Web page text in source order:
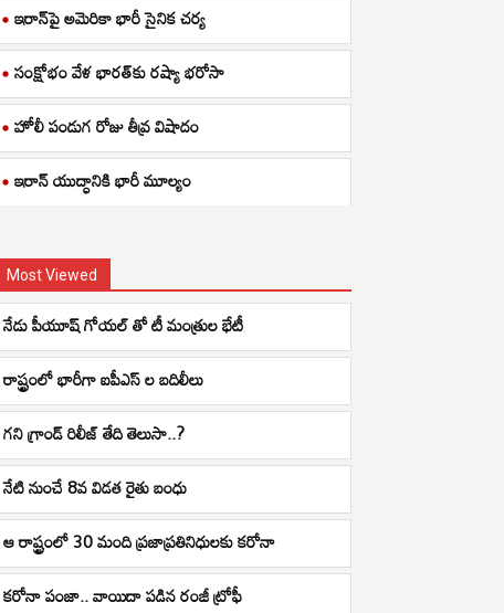
ఇరాన్‌పై అమెరికా భారీ సైనిక చర్య
సంక్షోభం వేళ భారత్‌కు రష్యా భరోసా
హోలీ పండుగ రోజు తీవ్ర విషాదం
ఇరాన్ యుద్ధానికి భారీ మూల్యం
Most Viewed
నేడు పీయూష్ గోయల్ తో టీ మంత్రుల భేటీ
రాష్ట్రంలో భారీగా ఐపీఎస్ ల బదిలీలు
గని గ్రాండ్ రిలీజ్ తేది తెలుసా..?
నేటి నుంచే 8వ విడత రైతు బంధు
ఆ రాష్ట్రంలో 30 మంది ప్రజాప్రతినిధులకు కరోనా
కరోనా పంజా.. వాయిదా పడిన రంజీ ట్రోఫీ